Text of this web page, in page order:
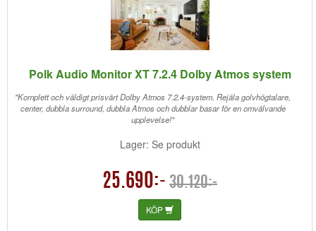
Polk Audio Monitor XT 7.2.4 Dolby Atmos system
"Komplett och väldigt prisvärt Dolby Atmos 7.2.4-system. Rejäla golvhögtalare,
center, dubbla surround, dubbla Atmos och dubblar basar för en omvälvande
upplevelse!"
Lager: Se produkt
25.690:- 30.120:-
KÖP